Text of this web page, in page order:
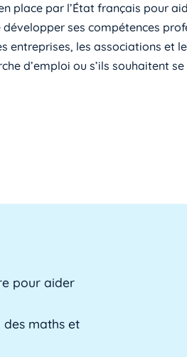
place par l’État français pour
ses compétences
les associations et
d’emploi ou s’ils souhaitent
pour aider
des maths et